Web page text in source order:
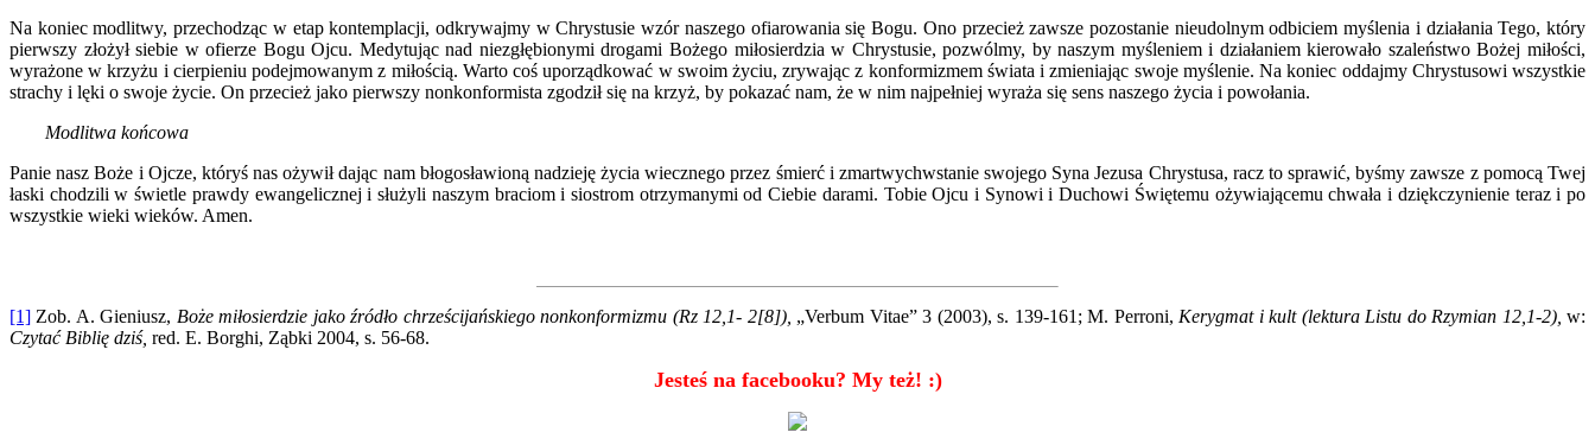
Na koniec modlitwy, przechodząc w etap kontemplacji, odkrywajmy w Chrystusie wzór naszego ofiarowania się Bogu. Ono przecież zawsze pozostanie nieudolnym odbiciem myślenia i działania Tego, który
pierwszy złożył siebie w ofierze Bogu Ojcu. Medytując nad niezgłębionymi drogami Bożego miłosierdzia w Chrystusie, pozwólmy, by naszym myśleniem i działaniem kierowało szaleństwo Bożej miłości,
wyrażone w krzyżu i cierpieniu podejmowanym z miłością. Warto coś uporządkować w swoim życiu, zrywając z konformizmem świata i zmieniając swoje myślenie. Na koniec oddajmy Chrystusowi wszystkie
strachy i lęki o swoje życie. On przecież jako pierwszy nonkonformista zgodził się na krzyż, by pokazać nam, że w nim najpełniej wyraża się sens naszego życia i powołania.
Modlitwa końcowa
Panie nasz Boże i Ojcze, któryś nas ożywił dając nam błogosławioną nadzieję życia wiecznego przez śmierć i zmartwychwstanie swojego Syna Jezusa Chrystusa, racz to sprawić, byśmy zawsze z pomocą Twej
łaski chodzili w świetle prawdy ewangelicznej i służyli naszym braciom i siostrom otrzymanymi od Ciebie darami. Tobie Ojcu i Synowi i Duchowi Świętemu ożywiającemu chwała i dziękczynienie teraz i po
wszystkie wieki wieków. Amen.
[1] Zob. A. Gieniusz, Boże miłosierdzie jako źródło chrześcijańskiego nonkonformizmu (Rz 12,1- 2[8]), „Verbum Vitae” 3 (2003), s. 139-161; M. Perroni,Kerygmat i kult (lektura Listu do Rzymian 12,1-2),w:
Czytać Biblię dziś, red. E. Borghi, Ząbki 2004, s. 56-68.
Jesteś na facebooku? My też! :)